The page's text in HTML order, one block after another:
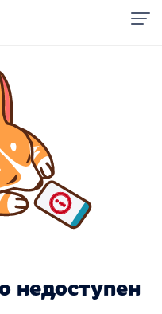
недоступен